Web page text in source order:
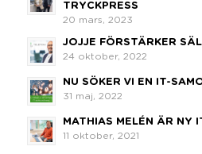
TRYCKPRESS
20 mars, 2023
JOJJE FÖRSTÄRKER
24 oktober, 2022
NU SÖKER VI EN IT-
31 maj, 2022
MATHIAS MELÉN ÄR NY
11 oktober, 2021